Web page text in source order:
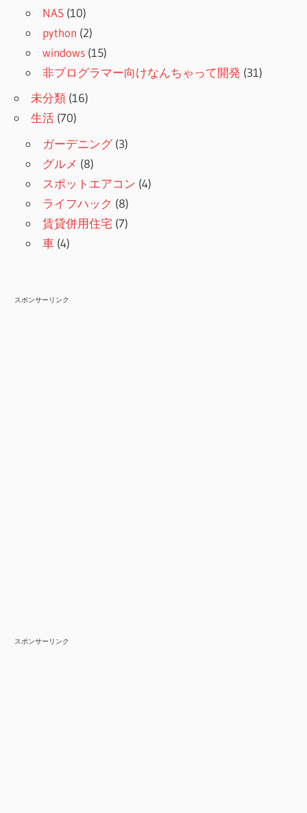
NAS (10)
python (2)
windows (15)
非プログラマー向けなんちゃって開発 (31)
未分類 (16)
生活 (70)
ガーデニング(3)
グルメ (8)
スポットエアコン (4)
ライフハック (8)
賃貸併用住宅 (7)
車 (4)
スポンサーリンク
スポンサーリンク